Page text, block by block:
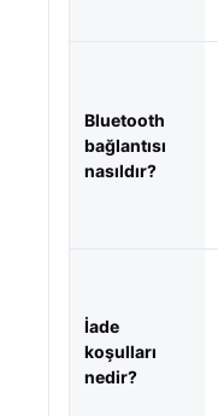
Bluetooth
bağlantısı
nasıldır?
İade
koşulları
nedir?